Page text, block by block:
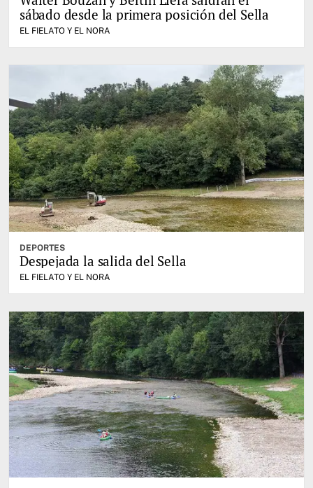
sábado desde la primera posición del Sella
EL FIELATO Y EL NORA
DEPORTES
Despejada la salida del Sella
EL FIELATO Y EL NORA